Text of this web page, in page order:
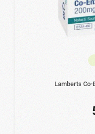
Lamberts Co-